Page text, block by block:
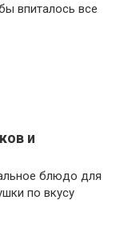
впиталось все
и
блюдо для
по вкусу